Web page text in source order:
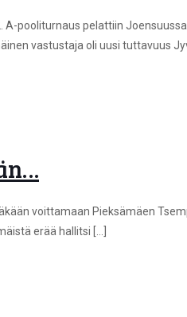
A-pooliturnaus pelattiin
vastustaja oli uusi tuttavuus
voittamaan Pieksämäen
erää hallitsi